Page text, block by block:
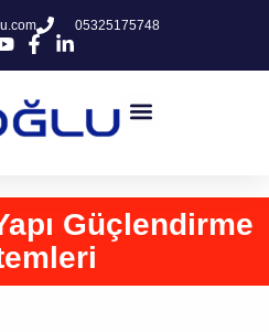
05325175748
Güçlendirme